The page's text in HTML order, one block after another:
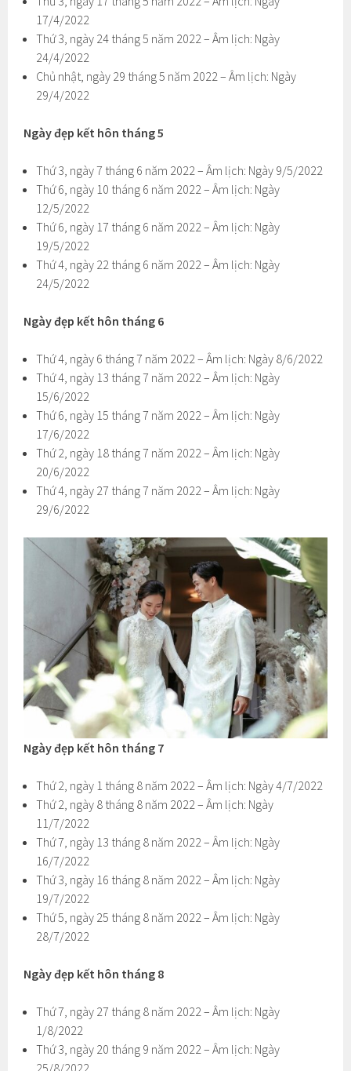
17/4/2022
Thứ 3, ngày 24 tháng 5 năm 2022 – Âm lịch: Ngày
24/4/2022
Chủ nhật, ngày 29 tháng 5 năm 2022 – Âm lịch: Ngày
29/4/2022
Ngày đẹp kết hôn tháng 5
Thứ 3, ngày 7 tháng 6 năm 2022 – Âm lịch: Ngày 9/5/2022
Thứ 6, ngày 10 tháng 6 năm 2022 – Âm lịch: Ngày
12/5/2022
Thứ 6, ngày 17 tháng 6 năm 2022 – Âm lịch: Ngày
19/5/2022
Thứ 4, ngày 22 tháng 6 năm 2022 – Âm lịch: Ngày
24/5/2022
Ngày đẹp kết hôn tháng 6
Thứ 4, ngày 6 tháng 7 năm 2022 – Âm lịch: Ngày 8/6/2022
Thứ 4, ngày 13 tháng 7 năm 2022 – Âm lịch: Ngày
15/6/2022
Thứ 6, ngày 15 tháng 7 năm 2022 – Âm lịch: Ngày
17/6/2022
Thứ 2, ngày 18 tháng 7 năm 2022 – Âm lịch: Ngày
20/6/2022
Thứ 4, ngày 27 tháng 7 năm 2022 – Âm lịch: Ngày
29/6/2022
Ngày đẹp kết hôn tháng 7
Thứ 2, ngày 1 tháng 8 năm 2022 – Âm lịch: Ngày 4/7/2022
Thứ 2, ngày 8 tháng 8 năm 2022 – Âm lịch: Ngày
11/7/2022
Thứ 7, ngày 13 tháng 8 năm 2022 – Âm lịch: Ngày
16/7/2022
Thứ 3, ngày 16 tháng 8 năm 2022 – Âm lịch: Ngày
19/7/2022
Thứ 5, ngày 25 tháng 8 năm 2022 – Âm lịch: Ngày
28/7/2022
Ngày đẹp kết hôn tháng 8
Thứ 7, ngày 27 tháng 8 năm 2022 – Âm lịch: Ngày
1/8/2022
Thứ 3, ngày 20 tháng 9 năm 2022 – Âm lịch: Ngày
25/8/2022